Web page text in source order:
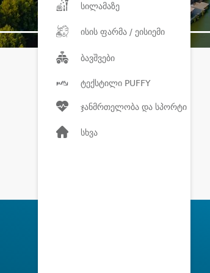
სილამაზე
ისის ფარმა / ეისიემი
ბავშვები
ტექსტილი PUFFY
ჯანმრთელობა და სპორტი
სხვა